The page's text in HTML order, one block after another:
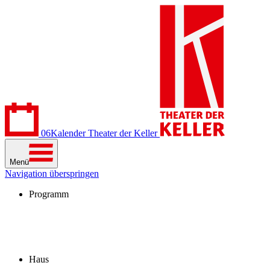
06Kalender Theater der Keller
Menü
Navigation überspringen
Programm
Haus